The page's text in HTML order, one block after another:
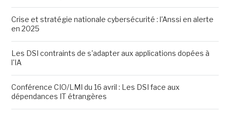
Crise et stratégie nationale cybersécurité : l'Anssi en alerte
en 2025
Les DSI contraints de s'adapter aux applications dopées à
l'IA
Conférence CIO/LMI du 16 avril : Les DSI face aux
dépendances IT étrangères